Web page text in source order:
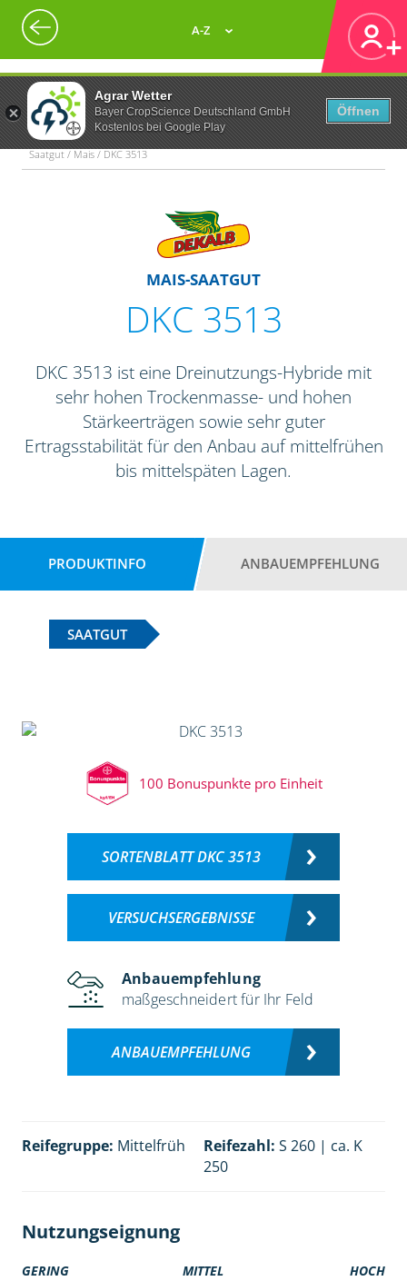
Agrar Wetter
Bayer CropScience Deutschland GmbH
Kostenlos bei Google Play
Öffnen
A-Z
Saatgut / Mais / DKC 3513
MAIS-SAATGUT
DKC 3513
DKC 3513 ist eine Dreinutzungs-Hybride mit
sehr hohen Trockenmasse- und hohen
Stärkeerträgen sowie sehr guter
Ertragsstabilität für den Anbau auf mittelfrühen
bis mittelspäten Lagen.
PRODUKTINFO ANBAUEMPFEHLUNG
SAATGUT
100 Bonuspunkte pro Einheit
SORTENBLATT DKC 3513
VERSUCHSERGEBNISSE
Anbauempfehlung
maßgeschneidert für Ihr Feld
ANBAUEMPFEHLUNG
Reifegruppe: Mittelfrüh Reifezahl: S 260 | ca. K
250
Nutzungseignung
GERING MITTEL HOCH